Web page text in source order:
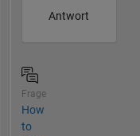
Antwort
Frage
How
to